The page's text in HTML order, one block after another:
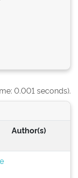
0.001 seconds).
Author(s)